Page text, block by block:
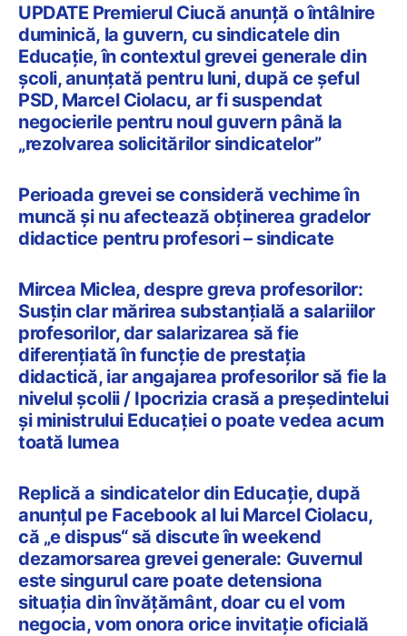
UPDATE Premierul Ciucă anunță o întâlnire
duminică, la guvern, cu sindicatele din
Educație, în contextul grevei generale din
școli, anunțată pentru luni, după ce șeful
PSD, Marcel Ciolacu, ar fi suspendat
negocierile pentru noul guvern până la
„rezolvarea solicitărilor sindicatelor”
Perioada grevei se consideră vechime în
muncă și nu afectează obținerea gradelor
didactice pentru profesori – sindicate
Mircea Miclea, despre greva profesorilor:
Susțin clar mărirea substanțială a salariilor
profesorilor, dar salarizarea să fie
diferențiată în funcție de prestația
didactică, iar angajarea profesorilor să fie la
nivelul școlii / Ipocrizia crasă a președintelui
și ministrului Educației o poate vedea acum
toată lumea
Replică a sindicatelor din Educație, după
anunțul pe Facebook al lui Marcel Ciolacu,
că „e dispus“ să discute în weekend
dezamorsarea grevei generale: Guvernul
este singurul care poate detensiona
situația din învățământ, doar cu el vom
negocia, vom onora orice invitație oficială